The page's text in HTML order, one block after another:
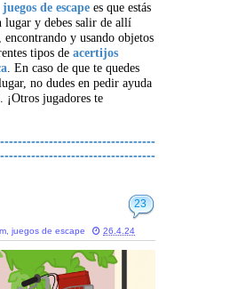
juegos de escape es que estás
lugar y debes salir de allí
y usando objetos
tipos de acertijos
. En caso de que te quedes
no dudes en pedir ayuda
¡Otros jugadores te
23
, juegos de escape 26.4.24